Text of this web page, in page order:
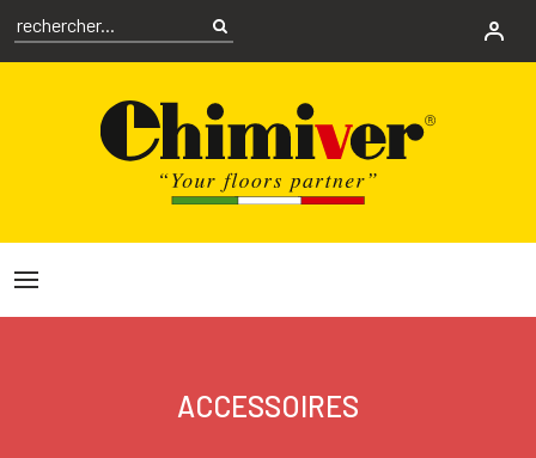
ACCESSOIRES